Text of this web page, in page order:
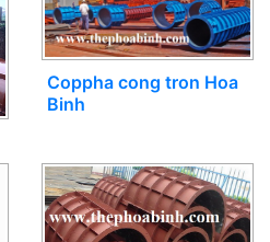
Coppha cong tron Hoa
Binh